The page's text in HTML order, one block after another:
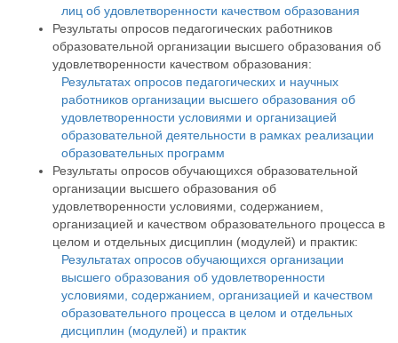
лиц об удовлетворенности качеством образования
Результаты опросов педагогических работников
образовательной организации высшего образования об
удовлетворенности качеством образования:
Результатах опросов педагогических и научных
работников организации высшего образования об
удовлетворенности условиями и организацией
образовательной деятельности в рамках реализации
образовательных программ
Результаты опросов обучающихся образовательной
организации высшего образования об
удовлетворенности условиями, содержанием,
организацией и качеством образовательного процесса в
целом и отдельных дисциплин (модулей) и практик:
Результатах опросов обучающихся организации
высшего образования об удовлетворенности
условиями, содержанием, организацией и качеством
образовательного процесса в целом и отдельных
дисциплин (модулей) и практик